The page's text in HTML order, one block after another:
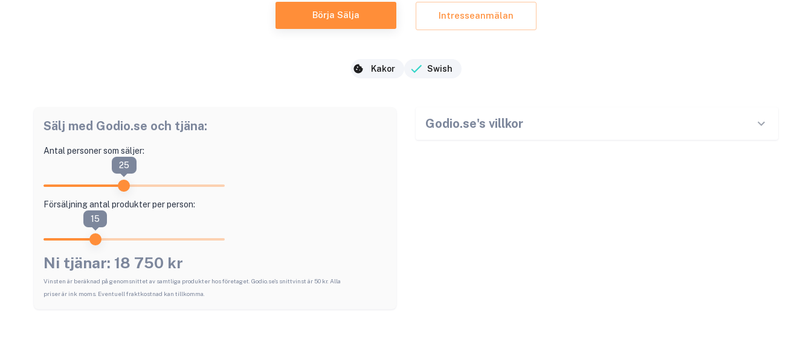
Börja Sälja Intresseanmälan
Kakor Swish
Sälj med Godio.se och tjäna:
Antal personer som säljer:
25
Försäljning antal produkter per person:
15
Ni tjänar: 18 750 kr
Vinsten är beräknad på genomsnittet av samtliga produkter hos företaget. Godio.se's snittvinst är 50 kr. Alla
priser är ink moms. Eventuell fraktkostnad kan tillkomma.
Godio.se's villkor